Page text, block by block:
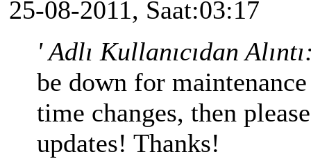
25-08-2011, Saat:03:17
' Adlı Kullanıcıdan
be down for
time changes, then
updates! Thanks!